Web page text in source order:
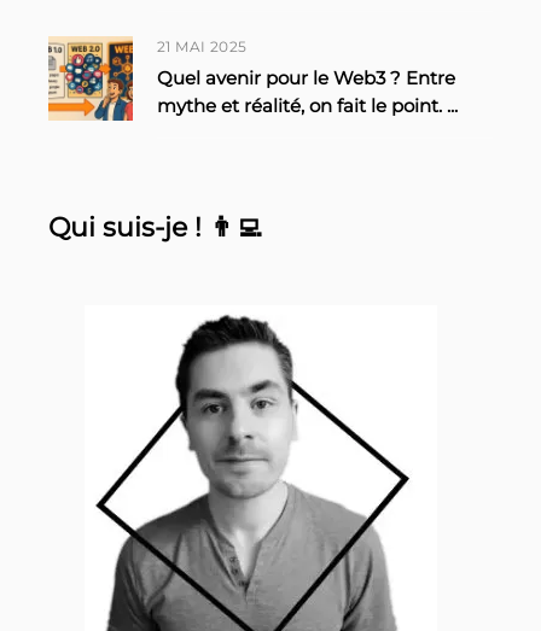
21 MAI 2025
Quel avenir pour le Web3 ? Entre
mythe et réalité, on fait le point. ...
Qui suis-je ! 👨‍💻